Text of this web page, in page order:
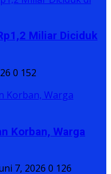
Miliar Diciduk
0 152
Korban, Warga
7, 2026 0 126